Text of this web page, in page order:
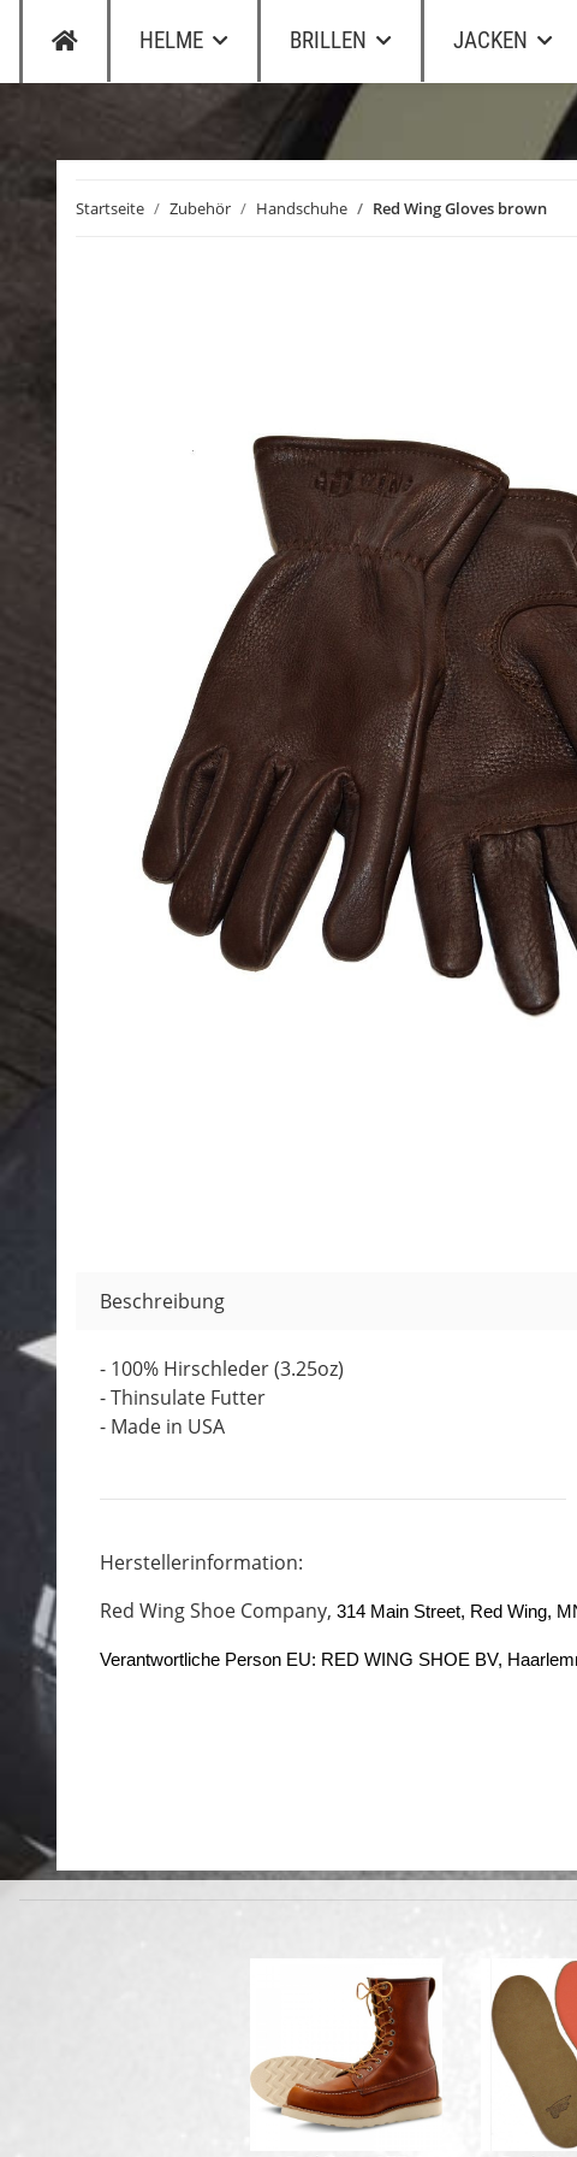
HELME BRILLEN JACKEN
Startseite Zubehör Handschuhe Red Wing Gloves brown
Beschreibung
- 100% Hirschleder (3.25oz)
- Thinsulate Futter
- Made in USA
Herstellerinformation:
Red Wing Shoe Company, 314 Main Street, Red Wing,
Verantwortliche Person EU: RED WING SHOE BV,